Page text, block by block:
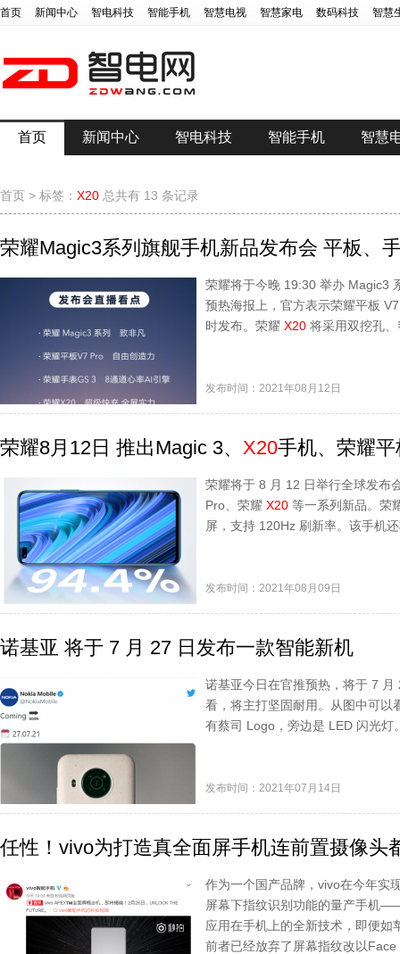
首页 新闻中心 智电科技 智能手机 智慧电视 智慧家电 数码科技 智慧
首页 新闻中心 智电科技 智能手机 智慧
首页 > 标签： X20 总共有 13 条记录
荣耀Magic3系列旗舰手机新品发布会 平板、
荣耀将于今晚 19:30 举办 Magic3
预热海报上，官方表示荣耀平板
时发布。荣耀 X20 将采用双挖孔
发布时间：2021年08月12日
荣耀8月12日 推出Magic 3、 X20手机、荣耀
荣耀将于 8 月 12 日举行全球发布
Pro、荣耀 X20 等一系列新品。荣
屏，支持 120Hz 刷新率。该手机
发布时间：2021年08月09日
诺基亚 将于 7 月 27 日发布一款智能新机
诺基亚今日在官推预热，将于 7
看，将主打坚固耐用。从图中可以
有蔡司 Logo，旁边是 LED 闪光灯
发布时间：2021年07月14日
任性！vivo为打造真全面屏手机连前置摄像头
作为一个国产品牌，vivo在今年实
屏幕下指纹识别功能的量产手机
应用在手机上的全新技术，即便如
前者已经放弃了屏幕指纹改以